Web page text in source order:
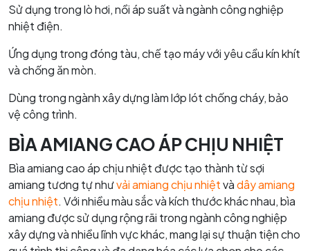
Sử dụng trong lò hơi, nồi áp suất và ngành công nghiệp
nhiệt điện.
Ứng dụng trong đóng tàu, chế tạo máy với yêu cầu kín khít
và chống ăn mòn.
Dùng trong ngành xây dựng làm lớp lót chống cháy, bảo
vệ công trình.
BÌA AMIANG CAO ÁP CHỊU NHIỆT
Bìa amiang cao áp chịu nhiệt được tạo thành từ sợi
amiang tương tự nhưvải amiang chịu nhiệtvàdây amiang
chịu nhiệt. Với nhiều màu sắc và kích thước khác nhau, bìa
amiang được sử dụng rộng rãi trong ngành công nghiệp
xây dựng và nhiều lĩnh vực khác, mang lại sự thuận tiện cho